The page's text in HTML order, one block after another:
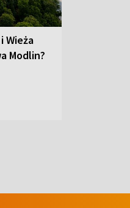
Wieża
Modlin?